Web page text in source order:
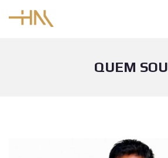
QUEM SOU